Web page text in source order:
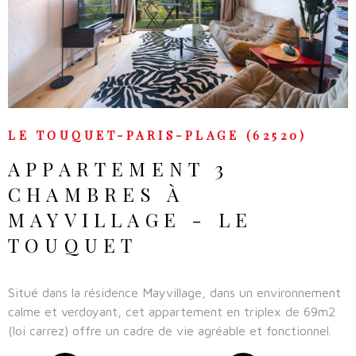
LE TOUQUET-PARIS-PLAGE (62520)
APPARTEMENT 3
CHAMBRES À
MAYVILLAGE - LE
TOUQUET
Situé dans la résidence Mayvillage, dans un environnement
calme et verdoyant, cet appartement en triplex de 69m2
(loi carrez) offre un cadre de vie agréable et fonctionnel.
Sur 3 niveaux, il se compose d’une belle pièce de vie